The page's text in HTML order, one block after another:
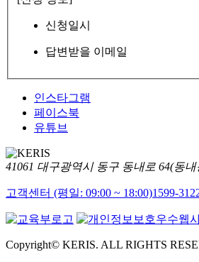
신청일시
답변받을 이메일
인스타그램
페이스북
유튜브
41061 대구광역시 동구 동내로 64(동내
고객센터 (평일: 09:00 ~ 18:00)1599-
Copyright© KERIS. ALL RIGHTS